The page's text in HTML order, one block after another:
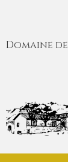
Domaine